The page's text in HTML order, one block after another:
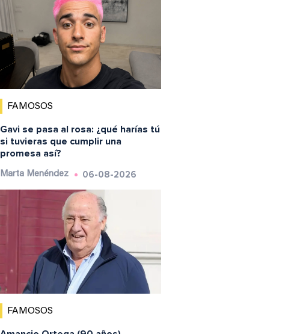
FAMOSOS
Gavi se pasa al rosa: ¿qué harías tú
si tuvieras que cumplir una
promesa así?
Marta Menéndez 06-08-2026
FAMOSOS